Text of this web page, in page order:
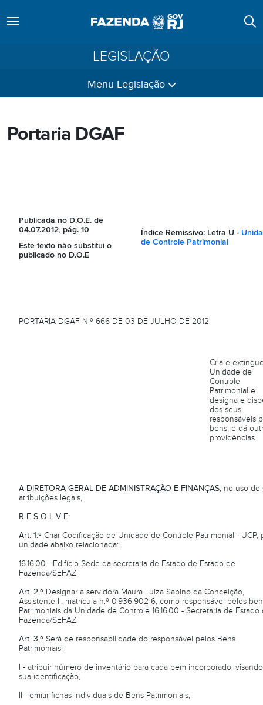
LEGISLAÇÃO
Menu Legislação
Portaria DGAF
Publicada no D.O.E. de
04.07.2012, pág. 10
Este texto não substitui o
publicado no D.O.E
Índice Remissivo: Letra U -
de Controle Patrimonial
PORTARIA DGAF N.º 666 DE 03 DE JULHO DE 2012
Cria e
Unidade de
Controle
Patrimonial e
designa e
dos seus
responsáveis
bens, e dá
providências
A DIRETORA-GERAL DE ADMINISTRAÇÃO E FINANÇAS, no uso de
atribuições legais,
R E S O L V E:
Art. 1.º Criar Codificação de Unidade de Controle Patrimonial - UCP,
unidade abaixo relacionada:
16.16.00 - Edifício Sede da secretaria de Estado de Estado de
Fazenda/SEFAZ
Art. 2.º Designar a servidora Maura Luiza Sabino da Conceição,
Assistente II, matrícula n.º 0.936.902-6, como responsável pelos
Patrimoniais da Unidade de Controle 16.16.00 - Secretaria de Estado
Fazenda/SEFAZ.
Art. 3.º Será de responsabilidade do responsável pelos Bens
Patrimoniais:
I - atribuir número de inventário para cada bem incorporado,
sua identificação,
II - emitir fichas individuais de Bens Patrimoniais,